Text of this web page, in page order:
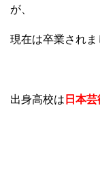
が、
現在は卒業されま
出身高校は 日本